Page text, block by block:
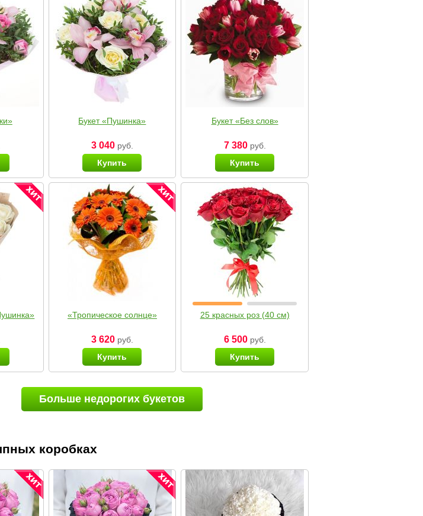
Букет «Пушинка»
3 040руб.
Купить
Букет «Без слов»
7 380руб.
Купить
«Тропическое солнце»
3 620руб.
Купить
25 красных роз (40 см)
6 500руб.
Купить
Больше недорогих букетов
коробках